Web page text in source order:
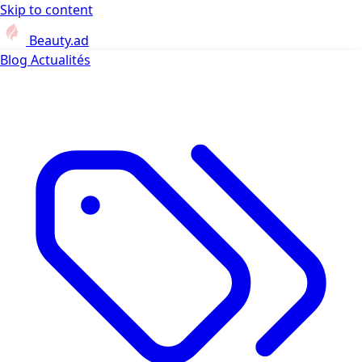
Skip to content
Beauty.ad
Blog Actualités